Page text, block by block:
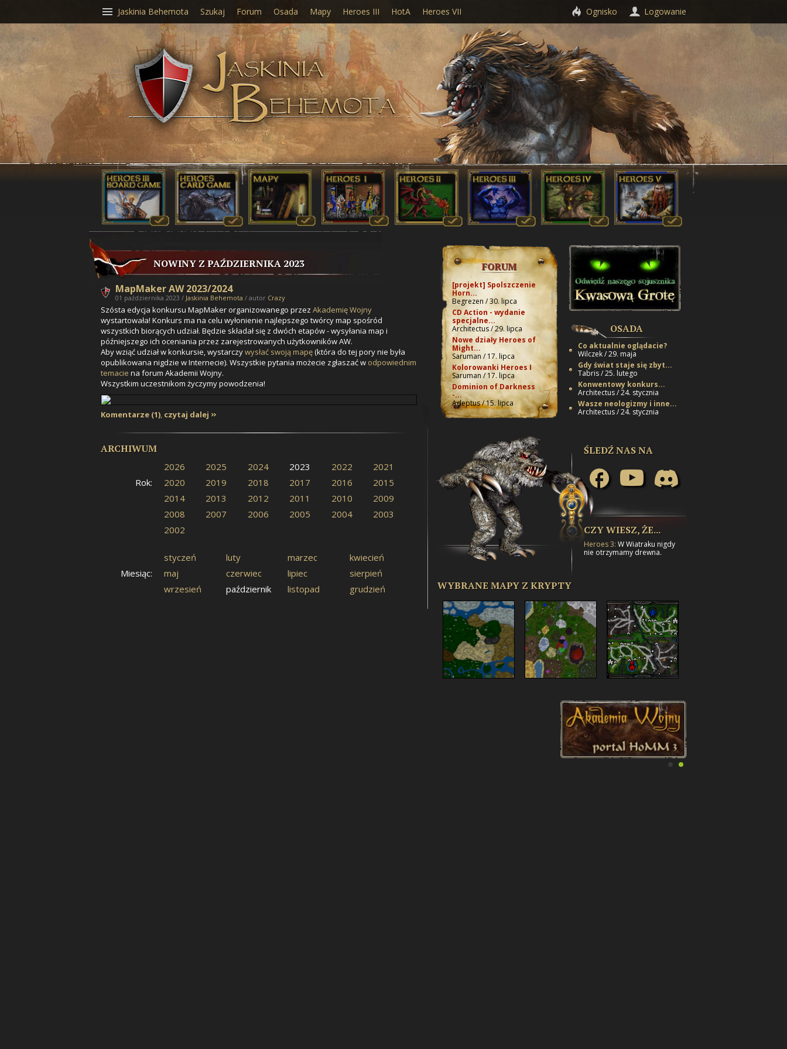
NOWINY Z PAŹDZIERNIKA 2023
MapMaker AW 2023/2024
01 października 2023 / Jaskinia Behemota / autor Crazy
Szósta edycja konkursu MapMaker organizowanego przez Akademię Wojny
wystartowała! Konkurs ma na celu wyłonienie najlepszego twórcy map spośród
wszystkich biorących udział. Będzie składał się z dwóch etapów - wysyłania map i
późniejszego ich oceniania przez zarejestrowanych użytkowników AW.
Aby wziąć udział w konkursie, wystarczywysłać swoją mapę(która do tej pory nie była
opublikowana nigdzie w Internecie). Wszystkie pytania możecie zgłaszać w odpowiednim
temacie na forum Akademii Wojny.
Wszystkim uczestnikom życzymy powodzenia!
Komentarze (1), czytaj dalej
ARCHIWUM
2026 2025 2024 2023 2022
2021
2020
2019 2018 2017 2016
2015
2014
2013 2012 2011 2010
2009
2008
2007 2006 2005 2004
2003
2002
Rok:
styczeń luty marzec
kwiecień
maj
czerwiec lipiec
sierpień
wrzesień
październik listopad grudzień
Miesiąc:
FORUM
[projekt] Spolszczenie
Horn...
Begrezen / 30. lipca
CD Action - wydanie
specjalne...
Architectus / 29. lipca
Nowe działy Heroes of
Might...
Saruman / 17. lipca
Kolorowanki Heroes I
Saruman / 17. lipca
Dominion of Darkness
-...
Adeptus / 15. lipca
OSADA
Co aktualnie oglądacie?
Wilczek / 29. maja
Gdy świat staje się zbyt...
Tabris / 25. lutego
Konwentowy konkurs...
Architectus / 24. stycznia
Wasze neologizmy i inne...
Architectus / 24. stycznia
ŚLEDŹ NAS NA
CZY WIESZ, ŻE...
Heroes 3: W Wiatraku nigdy
nie otrzymamy drewna.
WYBRANE MAPY Z KRYPTY
Jaskinia Behemota Szukaj Forum Osada Mapy Heroes III HotA Heroes VII Ognisko Logowanie